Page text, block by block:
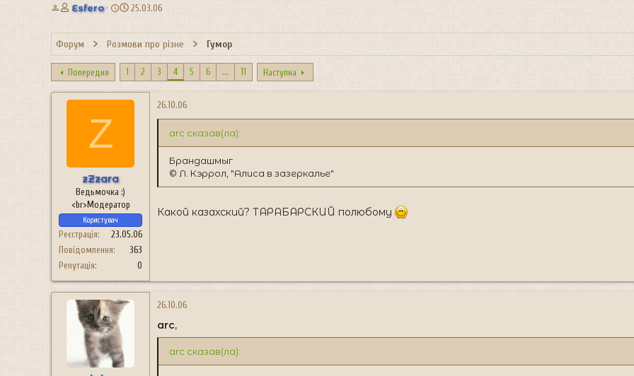
А
т
о
р
т
е
м
Esfero
Д
т
а
с
в
о
25.03.06
Форум Розмови про різне Гумор
Попередня 1 2 3 4 5 6 ... 11 Наступна
Z
zZzara
Ведьмочка :)
<br>Модератор
Користувач
Реєстрація
23.05.06
Повідомлення
363
Репутація
0
26.10.06
arc сказав(ла):
Брандашмыг
© Л. Кэррол, "Алиса в зазеркалье"
Какой казахский? ТАРАБАРСКИЙ полюбому
26.10.06
arc,
arc сказав(ла):